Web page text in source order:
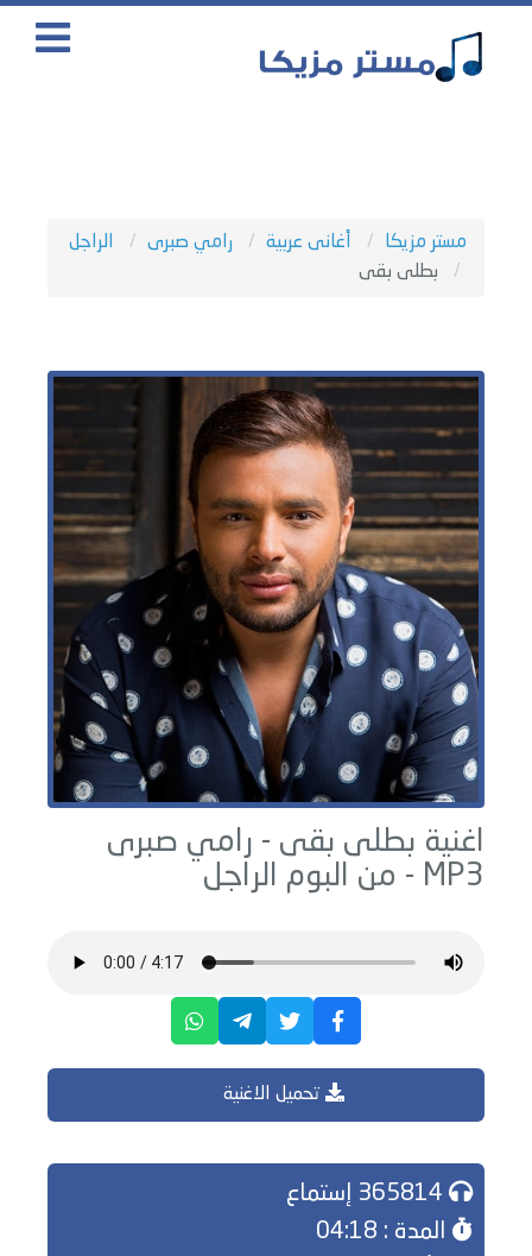
مستر مزيكا أغانى عربية رامي صبرى
الراجل
بطلى بقى
اغنية بطلى بقى - رامي صبرى
MP3 - من البوم
الراجل
تحميل الاغنية
المدة : 04:18